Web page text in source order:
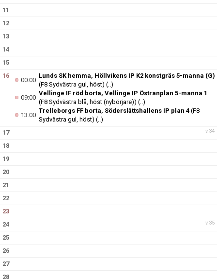
11
12
13
14
15
16
00:00
Lunds SK hemma, Höllvikens IP K2 konstgräs 5-manna (G)
(F8 Sydvästra gul, höst) (..)
09:00
Vellinge IF röd borta, Vellinge IP Östranplan 5-manna 1
(F8 Sydvästra blå, höst (nybörjare)) (..)
13:00
Trelleborgs FF borta, Söderslättshallens IP plan 4 (F8
Sydvästra gul, höst) (..)
v.34
17
18
19
20
21
22
23
v.35
24
25
26
27
28